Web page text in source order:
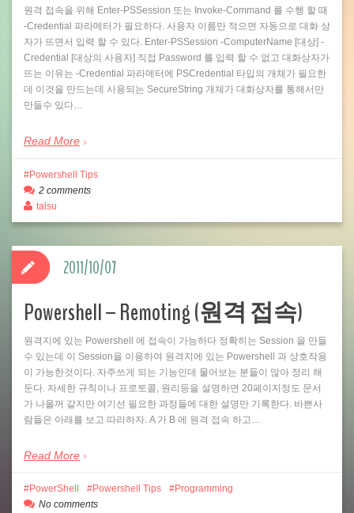
원격 접속을 위해 Enter-PSSession 또는 Invoke-Command 를 수행 할 때
-Credential 파라메터가 필요하다. 사용자 이름만 적으면 자동으로 대화 상
자가 뜨면서 입력 할 수 있다. Enter-PSSession -ComputerName [대상] -
Credential [대상의 사용자] 직접 Password 를 입력 할 수 없고 대화상자가
뜨는 이유는 -Credential 파라메터에 PSCredential 타입의 개체가 필요한
데 이것을 만드는데 사용되는 SecureString 개체가 대화상자를 통해서만
만들수 있다…
Read More
Powershell Tips
2 comments
talsu
Powershell – Remoting (원격 접속)
원격지에 있는 Powershell 에 접속이 가능하다 정확히는 Session 을 만들
수 있는데 이 Session을 이용하여 원격지에 있는 Powershell 과 상호작용
이 가능한것이다. 자주쓰게 되는 기능인데 물어보는 분들이 많아 정리 해
둔다. 자세한 규칙이나 프로토콜, 원리등을 설명하면 20페이지정도 문서
가 나올꺼 같지만 여기선 필요한 과정들에 대한 설명만 기록한다. 바쁜사
람들은 아래를 보고 따라하자. A 가 B 에 원격 접속 하고…
Read More
2011/10/07
PowerShell Powershell Tips
Programming
No comments